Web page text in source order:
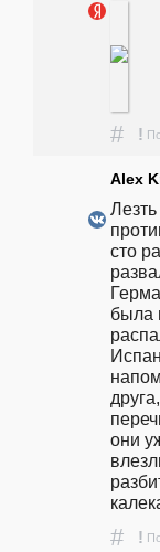
# !
Alex
сто
была
они
# !